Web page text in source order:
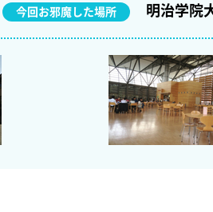
今回お邪魔した場所 明治学院